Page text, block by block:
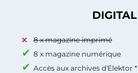
DIGITAL
8 x magazine imprimé
8 x magazine numérique
Accès aux archives d'Elektor *